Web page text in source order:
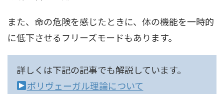
また、命の危険を感じたときに、体の機能を一時的
に低下させるフリーズモードもあります。
詳しくは下記の記事でも解説しています。
ポリヴェーガル理論について